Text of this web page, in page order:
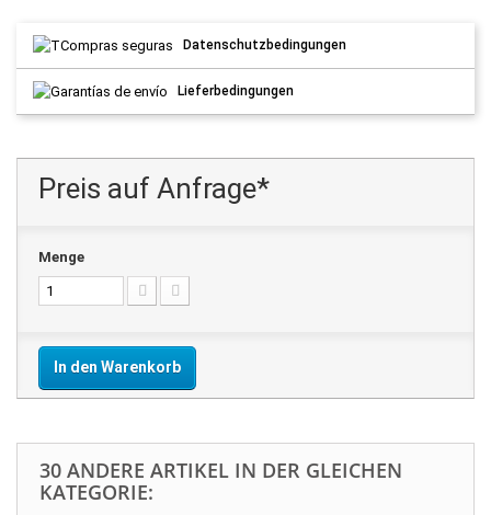
Datenschutzbedingungen
Lieferbedingungen
Preis auf Anfrage*
Menge
In den Warenkorb
30 ANDERE ARTIKEL IN DER GLEICHEN
KATEGORIE: